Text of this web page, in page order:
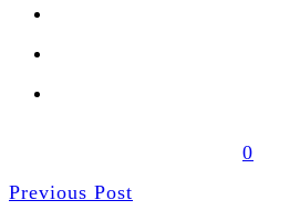
0
Previous Post